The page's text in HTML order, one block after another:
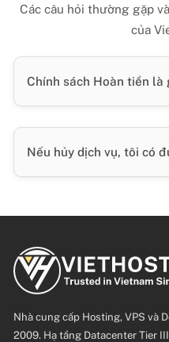
Các câu hỏi thường gặp
của
Chính sách Hoàn tiền là
Nếu hủy dịch vụ, tôi có
Nhà cung cấp Hosting, VPS và
2009. Hạ tầng Datacenter Tier